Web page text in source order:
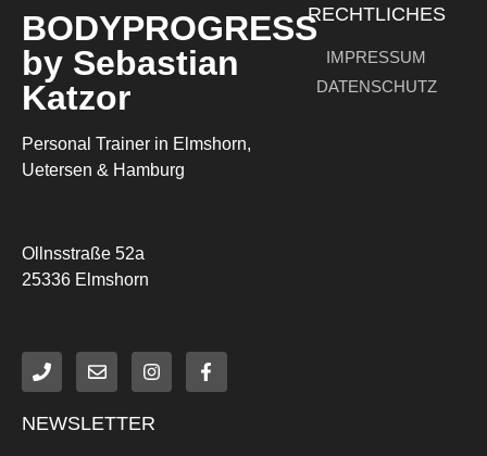
BODYPROGRESS
by Sebastian
Katzor
Personal Trainer in Elmshorn,
Uetersen & Hamburg
Ollnsstraße 52a
25336 Elmshorn
NEWSLETTER
RECHTLICHES
IMPRESSUM
DATENSCHUTZ